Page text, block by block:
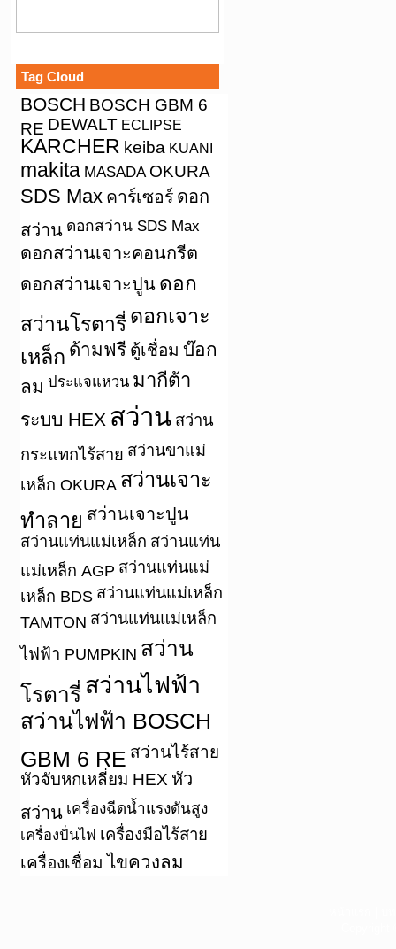
Tag Cloud
BOSCH BOSCH GBM 6
RE DEWALT ECLIPSE
KARCHER keiba KUANI
makita MASADA OKURA
SDS Max คาร์เซอร์ ดอก
สว่าน ดอกสว่าน SDS Max
ดอกสว่านเจาะคอนกรีต
ดอกสว่านเจาะปูน ดอก
สว่านโรตารี่ ดอกเจาะ
เหล็ก ด้ามฟรี ตู้เชื่อม บ๊อก
ลม ประแจแหวน มากีต้า
ระบบ HEX สว่าน สว่าน
กระแทกไร้สาย สว่านขาแม่
เหล็ก OKURA สว่านเจาะ
ทำลาย สว่านเจาะปูน
สว่านแท่นแม่เหล็ก สว่านแท่น
แม่เหล็ก AGP สว่านแท่นแม่
เหล็ก BDS สว่านแท่นแม่เหล็ก
TAMTON สว่านแท่นแม่เหล็ก
ไฟฟ้า PUMPKIN สว่าน
โรตารี่ สว่านไฟฟ้า
สว่านไฟฟ้า BOSCH
GBM 6 RE สว่านไร้สาย
หัวจับหกเหลี่ยม HEX หัว
สว่าน เครื่องฉีดน้ำแรงดันสูง
เครื่องปั่นไฟ เครื่องมือไร้สาย
เครื่องเชื่อม ไขควงลม